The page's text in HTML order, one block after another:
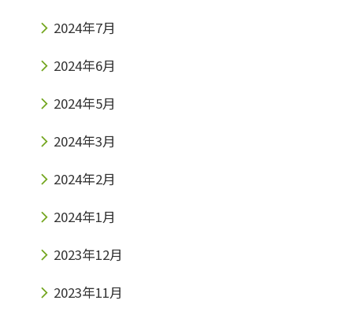
2024年7月
2024年6月
2024年5月
2024年3月
2024年2月
2024年1月
2023年12月
2023年11月